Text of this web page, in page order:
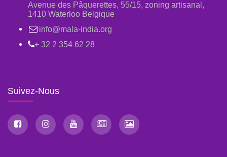
Avenue des Pâquerettes, 55/15, zoning artisanal,
1410 Waterloo Belgique
info@mala-india.org
+ 32 2 354 62 28
Suivez-Nous